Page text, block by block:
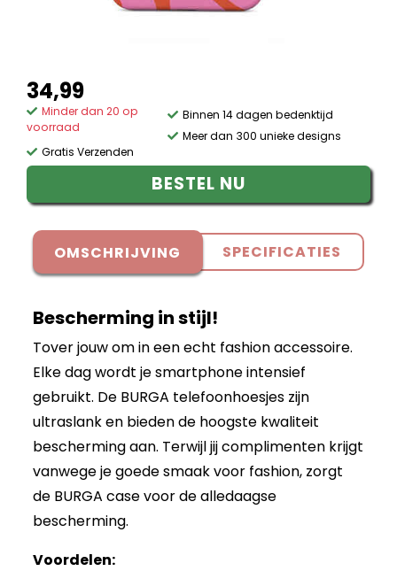
34,99
Minder dan 20 op
voorraad
Gratis Verzenden
Binnen 14 dagen bedenktijd
Meer dan 300 unieke designs
BESTEL NU
OMSCHRIJVING SPECIFICATIES
Bescherming in stijl!
Tover jouw om in een echt fashion accessoire.
Elke dag wordt je smartphone intensief
gebruikt. De BURGA telefoonhoesjes zijn
ultraslank en bieden de hoogste kwaliteit
bescherming aan. Terwijl jij complimenten krijgt
vanwege je goede smaak voor fashion, zorgt
de BURGA case voor de alledaagse
bescherming.
Voordelen: